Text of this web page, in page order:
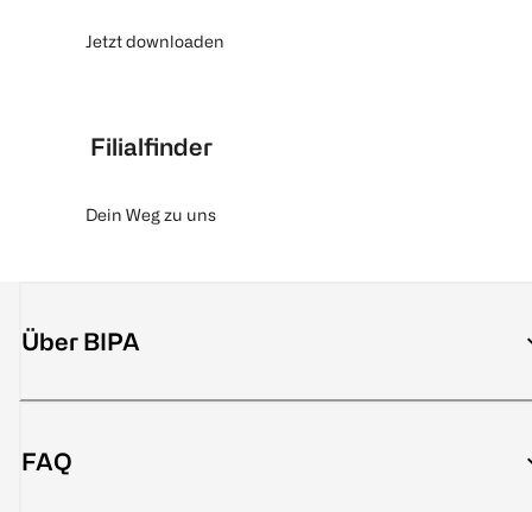
Jetzt downloaden
Filialfinder
Dein Weg zu uns
Über BIPA
FAQ